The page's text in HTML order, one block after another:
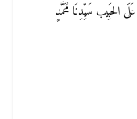
الحَبِيب سَيِّدِنَا مُحَمَّدٍ